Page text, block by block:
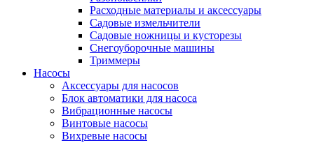
Расходные материалы и аксессуары
Садовые измельчители
Садовые ножницы и кусторезы
Снегоуборочные машины
Триммеры
Насосы
Аксессуары для насосов
Блок автоматики для насоса
Вибрационные насосы
Винтовые насосы
Вихревые насосы